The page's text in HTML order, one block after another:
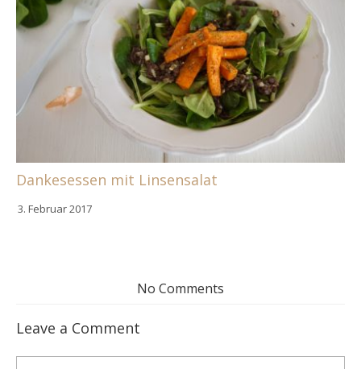
Dankesessen mit Linsensalat
3. Februar 2017
No Comments
Leave a Comment